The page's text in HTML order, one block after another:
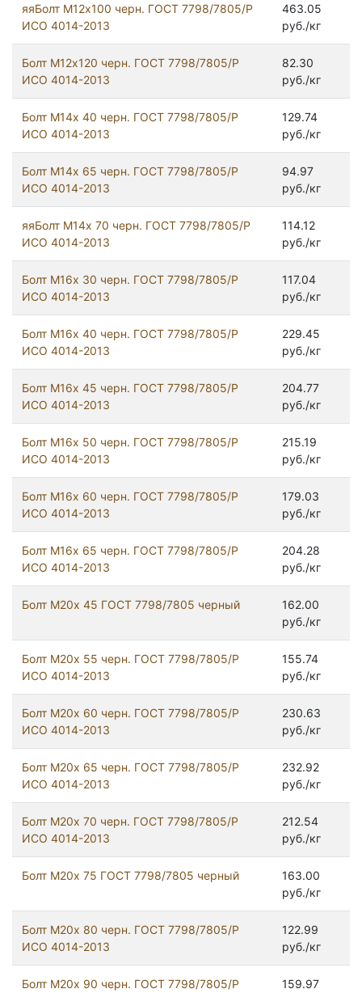
яяБолт М12х100 черн. ГОСТ 7798/7805/Р
ИСО 4014-2013
463.05
руб./кг
Болт М12х120 черн. ГОСТ 7798/7805/Р
ИСО 4014-2013
82.30
руб./кг
Болт М14х 40 черн. ГОСТ 7798/7805/Р
ИСО 4014-2013
129.74
руб./кг
Болт М14х 65 черн. ГОСТ 7798/7805/Р
ИСО 4014-2013
94.97
руб./кг
яяБолт М14х 70 черн. ГОСТ 7798/7805/Р
ИСО 4014-2013
114.12
руб./кг
Болт М16х 30 черн. ГОСТ 7798/7805/Р
ИСО 4014-2013
117.04
руб./кг
Болт М16х 40 черн. ГОСТ 7798/7805/Р
ИСО 4014-2013
229.45
руб./кг
Болт М16х 45 черн. ГОСТ 7798/7805/Р
ИСО 4014-2013
204.77
руб./кг
Болт М16х 50 черн. ГОСТ 7798/7805/Р
ИСО 4014-2013
215.19
руб./кг
Болт М16х 60 черн. ГОСТ 7798/7805/Р
ИСО 4014-2013
179.03
руб./кг
Болт М16х 65 черн. ГОСТ 7798/7805/Р
ИСО 4014-2013
204.28
руб./кг
Болт М20x 45 ГОСТ 7798/7805 черный
162.00
руб./кг
Болт М20х 55 черн. ГОСТ 7798/7805/Р
ИСО 4014-2013
155.74
руб./кг
Болт М20х 60 черн. ГОСТ 7798/7805/Р
ИСО 4014-2013
230.63
руб./кг
Болт М20х 65 черн. ГОСТ 7798/7805/Р
ИСО 4014-2013
232.92
руб./кг
Болт М20х 70 черн. ГОСТ 7798/7805/Р
ИСО 4014-2013
212.54
руб./кг
Болт М20x 75 ГОСТ 7798/7805 черный
163.00
руб./кг
Болт М20х 80 черн. ГОСТ 7798/7805/Р
ИСО 4014-2013
122.99
руб./кг
Болт М20х 90 черн. ГОСТ 7798/7805/Р
159.97